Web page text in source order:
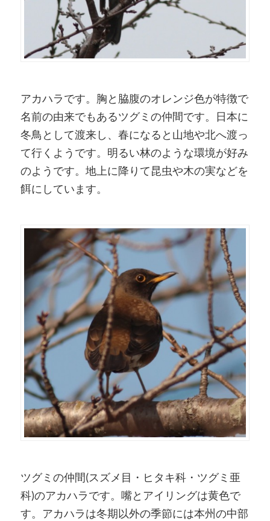
アカハラです。胸と脇腹のオレンジ色が特徴で
名前の由来でもあるツグミの仲間です。日本に
冬鳥として渡来し、春になると山地や北へ渡っ
て行くようです。明るい林のような環境が好み
のようです。地上に降りて昆虫や木の実などを
餌にしています。
ツグミの仲間(スズメ目・ヒタキ科・ツグミ亜
科)のアカハラです。嘴とアイリングは黄色で
す。アカハラは冬期以外の季節には本州の中部